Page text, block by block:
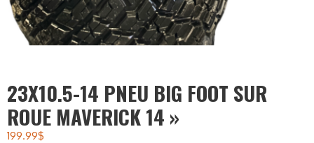
23X10.5-14 PNEU BIG FOOT SUR
ROUE MAVERICK 14 »
199.99$